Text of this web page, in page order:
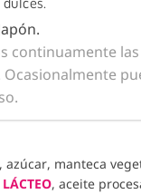
continuamente
, azúcar, manteca
LÁCTEO, aceite